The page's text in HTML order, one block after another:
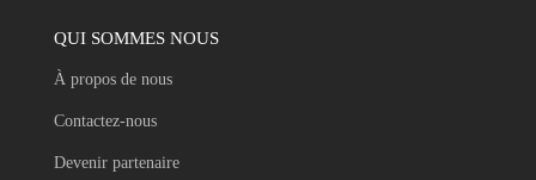
QUI SOMMES NOUS
À propos de nous
Contactez-nous
Devenir partenaire